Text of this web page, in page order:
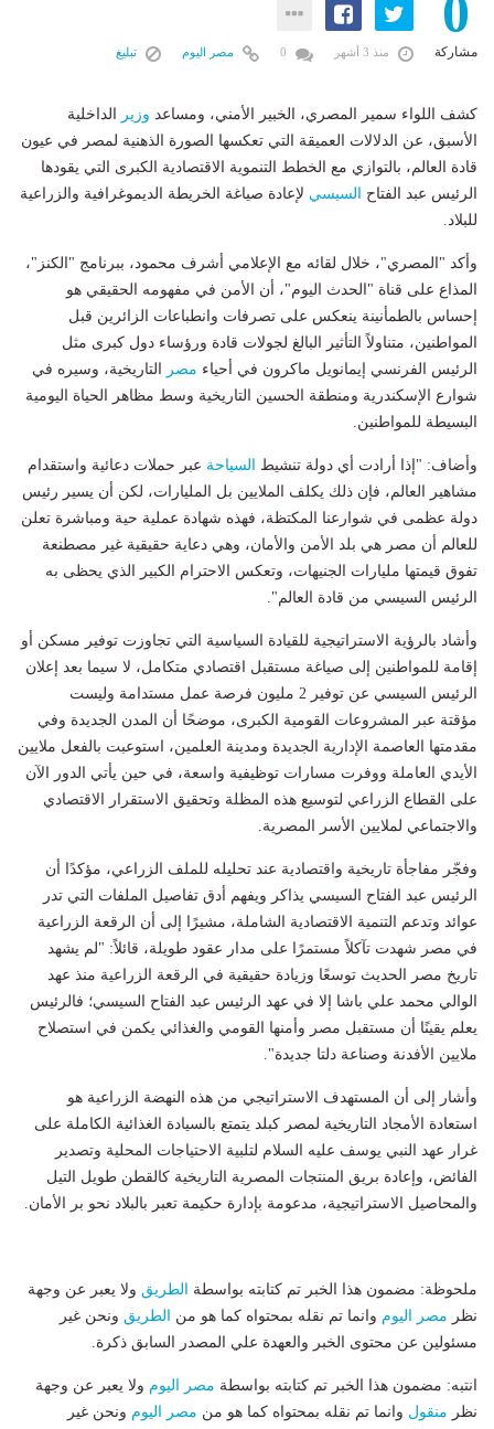
0
مشاركة منذ 3 أشهر مصر اليوم تبليغ
كشف اللواء سمير المصري، الخبير الأمني، ومساعد وزير
الداخلية
الأسبق، عن الدلالات العميقة التي تعكسها الصورة الذهنية لمصر في عيون
قادة العالم، بالتوازي مع الخطط التنموية الاقتصادية الكبرى التي يقودها
الرئيس عبد الفتاح
السيسي لإعادة صياغة الخريطة الديموغرافية والزراعية
للبلاد.
وأكد "المصري"، خلال لقائه مع الإعلامي أشرف محمود، ببرنامج "الكنز"،
المذاع على قناة "الحدث اليوم"، أن الأمن في مفهومه الحقيقي هو
إحساس بالطمأنينة ينعكس على تصرفات وانطباعات الزائرين قبل
المواطنين، متناولاً التأثير البالغ لجولات قادة ورؤساء دول كبرى مثل
الرئيس الفرنسي إيمانويل ماكرون في أحياء مصر
التاريخية، وسيره في
شوارع الإسكندرية ومنطقة الحسين التاريخية وسط مظاهر الحياة اليومية
البسيطة للمواطنين.
وأضاف: "إذا أرادت أي دولة تنشيط السياحة عبر حملات دعائية واستقدام
مشاهير العالم، فإن ذلك يكلف الملايين بل المليارات، لكن أن يسير رئيس
دولة عظمى في شوارعنا المكتظة، فهذه شهادة عملية حية ومباشرة تعلن
للعالم أن مصر هي بلد الأمن والأمان، وهي دعاية حقيقية غير مصطنعة
تفوق قيمتها مليارات الجنيهات، وتعكس الاحترام الكبير الذي يحظى به
الرئيس السيسي من قادة العالم".
وأشاد بالرؤية الاستراتيجية للقيادة السياسية التي تجاوزت توفير مسكن أو
إقامة للمواطنين إلى صياغة مستقبل اقتصادي متكامل، لا سيما بعد إعلان
الرئيس السيسي عن توفير 2 مليون فرصة عمل مستدامة وليست
مؤقتة عبر المشروعات القومية الكبرى، موضحًا أن المدن الجديدة وفي
مقدمتها العاصمة الإدارية الجديدة ومدينة العلمين، استوعبت بالفعل ملايين
الأيدي العاملة ووفرت مسارات توظيفية واسعة، في حين يأتي الدور الآن
على القطاع الزراعي لتوسيع هذه المظلة وتحقيق الاستقرار الاقتصادي
والاجتماعي لملايين الأسر المصرية.
وفجّر مفاجأة تاريخية واقتصادية عند تحليله للملف الزراعي، مؤكدًا أن
الرئيس عبد الفتاح السيسي يذاكر ويفهم أدق تفاصيل الملفات التي تدر
عوائد وتدعم التنمية الاقتصادية الشاملة، مشيرًا إلى أن الرقعة الزراعية
في مصر شهدت تآكلاً مستمرًا على مدار عقود طويلة، قائلاً: "لم يشهد
تاريخ مصر الحديث توسعًا وزيادة حقيقية في الرقعة الزراعية منذ عهد
الوالي محمد علي باشا إلا في عهد الرئيس عبد الفتاح السيسي؛ فالرئيس
يعلم يقينًا أن مستقبل مصر وأمنها القومي والغذائي يكمن في استصلاح
ملايين الأفدنة وصناعة دلتا جديدة".
وأشار إلى أن المستهدف الاستراتيجي من هذه النهضة الزراعية هو
استعادة الأمجاد التاريخية لمصر كبلد يتمتع بالسيادة الغذائية الكاملة على
غرار عهد النبي يوسف عليه السلام لتلبية الاحتياجات المحلية وتصدير
الفائض، وإعادة بريق المنتجات المصرية التاريخية كالقطن طويل التيل
والمحاصيل الاستراتيجية، مدعومة بإدارة حكيمة تعبر بالبلاد نحو بر الأمان.
ملحوظة: مضمون هذا الخبر تم كتابته بواسطة الطريق ولا يعبر عن وجهة
نظر مصر اليوم وانما تم نقله بمحتواه كما هو من الطريق ونحن غير
مسئولين عن محتوى الخبر والعهدة علي المصدر السابق ذكرة.
انتبه: مضمون هذا الخبر تم كتابته بواسطة مصر اليوم ولا يعبر عن وجهة
نظر منقول وانما تم نقله بمحتواه كما هو من مصر اليوم ونحن غير